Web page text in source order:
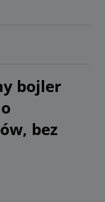
bojler
bez